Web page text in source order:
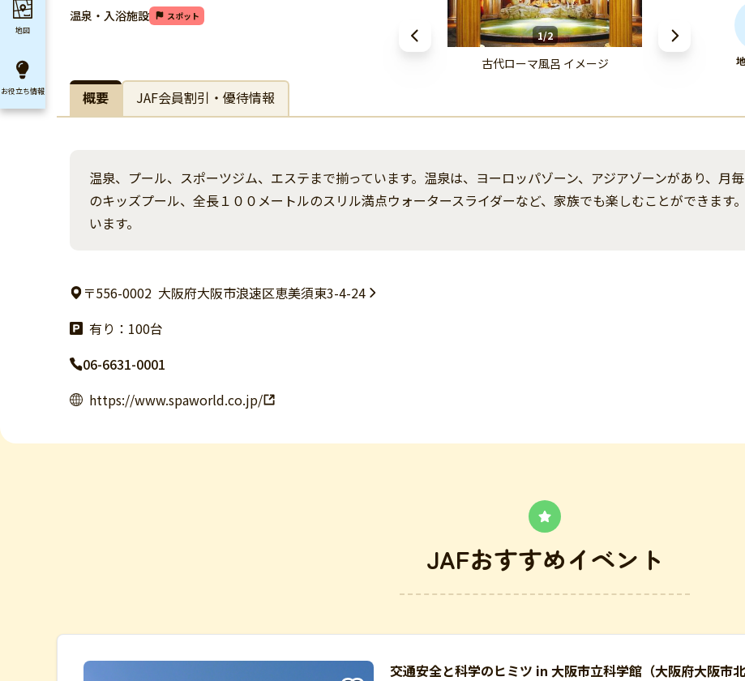
1/2
古代ローマ風呂 イメージ
温泉・入浴施設 スポット
概要 JAF会員割引・優待情報
温泉、プール、スポーツジム、エステまで揃っています。温泉は、ヨーロッパゾーン、アジアゾーンがあり、月
のキッズプール、全長１００メートルのスリル満点ウォータースライダーなど、家族でも楽しむことができます
います。
〒556-0002 大阪府大阪市浪速区恵美須東3-4-24
有り：100台
06-6631-0001
https://www.spaworld.co.jp/
JAFおすすめイベント
交通安全と科学のヒミツ in 大阪市立科学館（大阪府大阪市
地図
お役立ち情報